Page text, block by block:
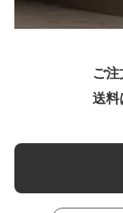
ご注
送料